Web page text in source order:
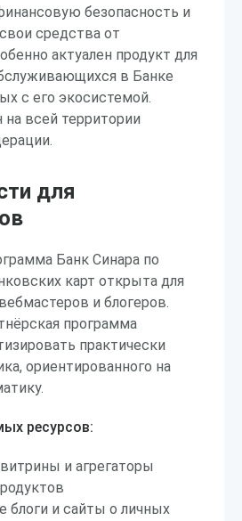
безопасность и
средства от
актуален продукт для
в Банке
с его экосистемой.
всей территории
для
Банк Синара по
карт открыта для
и блогеров.
программа
практически
ориентированного на
ресурсов:
и агрегаторы
блоги и сайты о личных